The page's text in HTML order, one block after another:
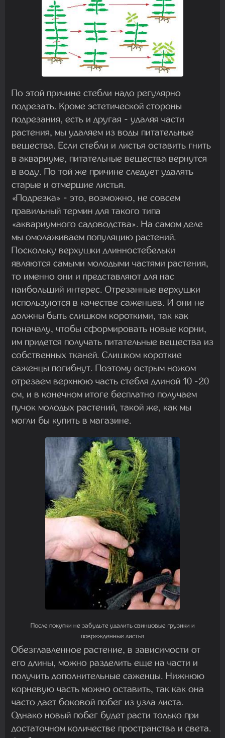
По этой причине стебли надо регулярно
подрезать. Кроме эстетической стороны
подрезания, есть и другая - удаляя части
растения, мы удаляем из воды питательные
вещества. Если стебли и листья оставить гнить
в аквариуме, питательные вещества вернутся
в воду. По той же причине следует удалять
старые и отмершие листья.
«Подрезка» - это, возможно, не совсем
правильный термин для такого типа
«аквариумного садоводства». На самом деле
мы омолаживаем популяцию растений.
Поскольку верхушки длинностебельки
являются самыми молодыми частями растения,
то именно они и представляют для нас
наибольший интерес. Отрезанные верхушки
используются в качестве саженцев. И они не
должны быть слишком короткими, так как
поначалу, чтобы сформировать новые корни,
им придется получать питательные вещества из
собственных тканей. Слишком короткие
саженцы погибнут. Поэтому острым ножом
отрезаем верхнюю часть стебля длиной 10 -20
см, и в конечном итоге бесплатно получаем
пучок молодых растений, такой же, как мы
могли бы купить в магазине.
После покупки не забудьте удалить свинцовые грузики и
поврежденные листья
Обезглавленное растение, в зависимости от
его длины, можно разделить еще на части и
получить дополнительные саженцы. Нижнюю
корневую часть можно оставить, так как она
часто дает боковой побег из узла листа.
Однако новый побег будет расти только при
достаточном количестве пространства и света.